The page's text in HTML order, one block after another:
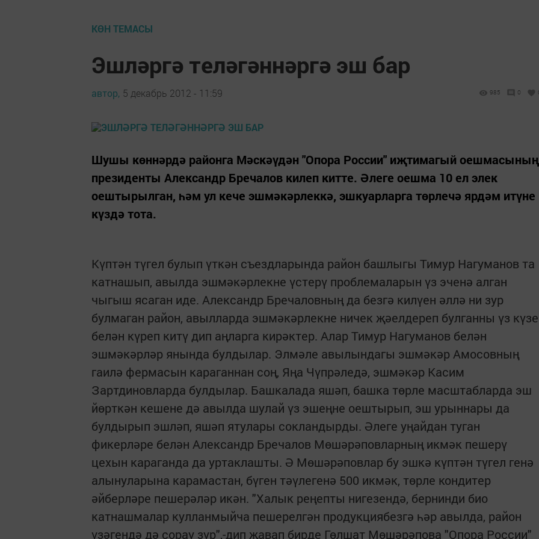
КӨН ТЕМАСЫ
Эшләргә теләгәннәргә эш бар
автор, 5 декабрь 2012 - 11:59 985 0
Шушы көннәрдә районга Мәскәүдән "Опора России" иҗтимагый оешмасының
президенты Александр Бречалов килеп китте. Әлеге оешма 10 ел элек
оештырылган, һәм ул кече эшмәкәрлеккә, эшкуарларга төрлечә ярдәм итүне
күздә тота.
Күптән түгел булып үткән съездларында район башлыгы Тимур Нагуманов та
катнашып, авылда эшмәкәрлекне үстерү проблемаларын үз эченә алган
чыгыш ясаган иде. Александр Бречаловның да безгә килүен әллә ни зур
булмаган район, авылларда эшмәкәрлекне ничек җәелдереп булганны үз күзе
белән күреп китү дип аңларга кирәктер. Алар Тимур Нагуманов белән
эшмәкәрләр янында булдылар. Элмәле авылындагы эшмәкәр Амосовның
гаилә фермасын караганнан соң, Яңа Чүпрәледә, эшмәкәр Касим
Зартдиновларда булдылар. Башкалада яшәп, башка төрле масштабларда эш
йөрткән кешене дә авылда шулай үз эшеңне оештырып, эш урыннары да
булдырып эшләп, яшәп ятулары сокландырды. Әлеге уңайдан туган
фикерләре белән Александр Бречалов Мөшәрәповларның икмәк пешерү
цехын караганда да уртаклашты. Ә Мөшәрәповлар бу эшкә күптән түгел генә
алынуларына карамастан, бүген тәүлегенә 500 икмәк, төрле кондитер
әйберләре пешерәләр икән. "Халык реңепты нигезендә, бернинди био
катнашмалар кулланмыйча пешерелгән продукциябезгә һәр авылда, район
үзәгендә дә сорау зур",-дип җавап бирде Гөлшат Мөшәрәпова "Опора России"